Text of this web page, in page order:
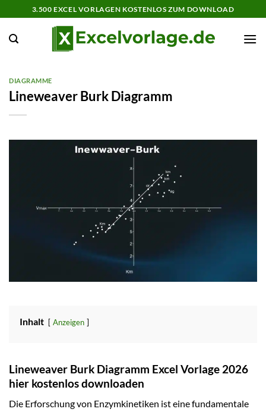
Inhalt
springen
3.500 EXCEL VORLAGEN KOSTENLOS ZUM DOWNLOAD
DIAGRAMME
Lineweaver Burk Diagramm
Inhalt Anzeigen
Lineweaver Burk Diagramm Excel Vorlage 2026
hier kostenlos downloaden
Die Erforschung von Enzymkinetiken ist eine fundamentale